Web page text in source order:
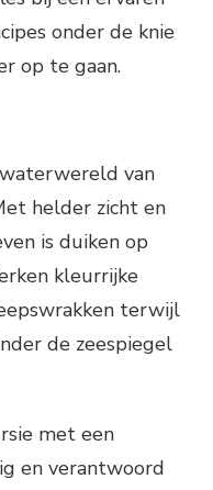
onder de knie
op te gaan.
van
helder zicht en
is duiken op
kleurrijke
terwijl
de zeespiegel
met een
en verantwoord